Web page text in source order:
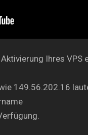
Ihres
149.56.202.16